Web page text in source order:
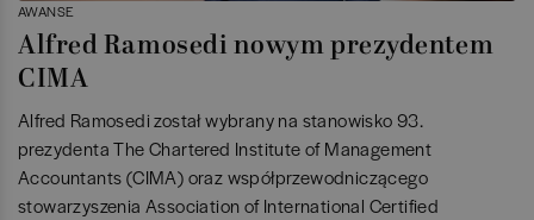
AWANSE
Alfred Ramosedi nowym prezydentem
CIMA
Alfred Ramosedi został wybrany na stanowisko 93.
prezydenta The Chartered Institute of Management
Accountants (CIMA) oraz współprzewodniczącego
stowarzyszenia Association of International Certified